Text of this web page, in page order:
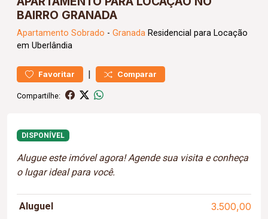
BAIRRO GRANADA
Apartamento Sobrado - Granada Residencial para Locação
em Uberlândia
Favoritar | Comparar
Compartilhe:
DISPONÍVEL
Alugue este imóvel agora! Agende sua visita e conheça
o lugar ideal para você.
Aluguel 3.500,00